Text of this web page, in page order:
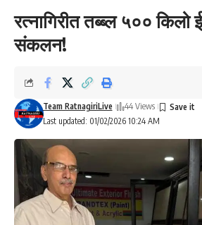
रत्नागिरीत तब्ब्ल ५०० किलो
संकलन!
Last updated: 01/02/2026 10:24 AM
Team RatnagiriLive 44 Views